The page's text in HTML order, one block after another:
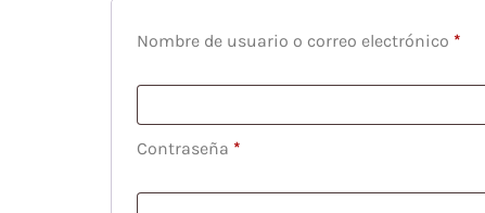
Nombre de usuario o correo electrónico *
Contraseña *